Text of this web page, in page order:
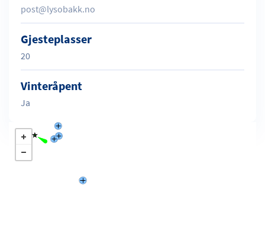
post@lysobakk.no
Gjesteplasser
20
Vinteråpent
Ja